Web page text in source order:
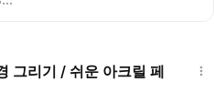
그리기 / 쉬운 아크릴 페